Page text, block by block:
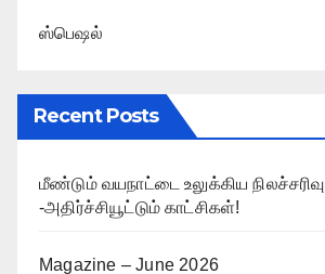
ஸ்பெஷல்
Recent Posts
மீண்டும் வயநாட்டை உலுக்கிய நிலச்சரிவு
-அதிர்ச்சியூட்டும் காட்சிகள்!
Magazine – June 2026